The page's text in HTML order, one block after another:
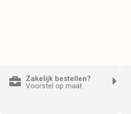
Zakelijk bestellen?
Voorstel op maat